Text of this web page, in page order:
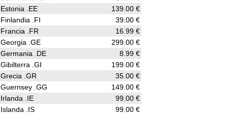
Estonia .EE
139.00 €
Finlandia .FI
39.00 €
Francia .FR
16.99 €
Georgia .GE
299.00 €
Germania .DE
8.99 €
Gibilterra .GI
199.00 €
Grecia .GR
35.00 €
Guernsey .GG
149.00 €
Irlanda .IE
99.00 €
Islanda .IS
99.00 €